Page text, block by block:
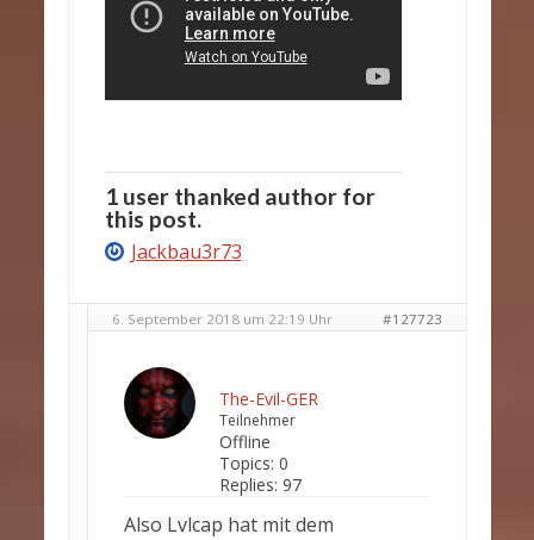
1 user thanked author for
this post.
Jackbau3r73
6. September 2018 um 22:19 Uhr #127723
The-Evil-GER
Teilnehmer
Offline
Topics: 0
Replies: 97
Also Lvlcap hat mit dem